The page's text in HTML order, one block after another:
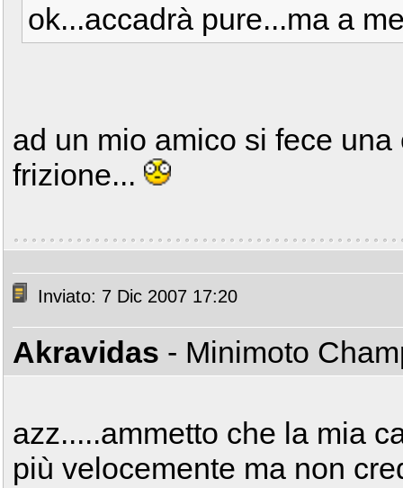
ok...accadrà pure...ma a
ad un mio amico si fece
frizione...
Inviato: 7 Dic 2007 17:20
Akravidas - Minimoto
azz.....ammetto che la mia
più velocemente ma non